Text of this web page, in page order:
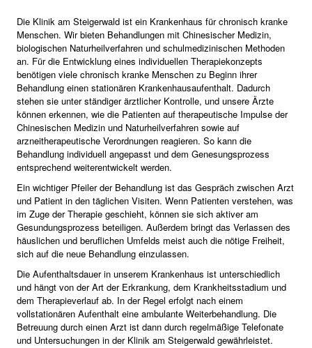
Die Klinik am Steigerwald ist ein Krankenhaus für chronisch kranke
Menschen. Wir bieten Behandlungen mit Chinesischer Medizin,
biologischen Naturheilverfahren und schulmedizinischen Methoden
an. Für die Entwicklung eines individuellen Therapiekonzepts
benötigen viele chronisch kranke Menschen zu Beginn ihrer
Behandlung einen stationären Krankenhausaufenthalt. Dadurch
stehen sie unter ständiger ärztlicher Kontrolle, und unsere Ärzte
können erkennen, wie die Patienten auf therapeutische Impulse der
Chinesischen Medizin und Naturheilverfahren sowie auf
arzneitherapeutische Verordnungen reagieren. So kann die
Behandlung individuell angepasst und dem Genesungsprozess
entsprechend weiterentwickelt werden.
Ein wichtiger Pfeiler der Behandlung ist das Gespräch zwischen Arzt
und Patient in den täglichen Visiten. Wenn Patienten verstehen, was
im Zuge der Therapie geschieht, können sie sich aktiver am
Gesundungsprozess beteiligen. Außerdem bringt das Verlassen des
häuslichen und beruflichen Umfelds meist auch die nötige Freiheit,
sich auf die neue Behandlung einzulassen.
Die Aufenthaltsdauer in unserem Krankenhaus ist unterschiedlich
und hängt von der Art der Erkrankung, dem Krankheitsstadium und
dem Therapieverlauf ab. In der Regel erfolgt nach einem
vollstationären Aufenthalt eine ambulante Weiterbehandlung. Die
Betreuung durch einen Arzt ist dann durch regelmäßige Telefonate
und Untersuchungen in der Klinik am Steigerwald gewährleistet.